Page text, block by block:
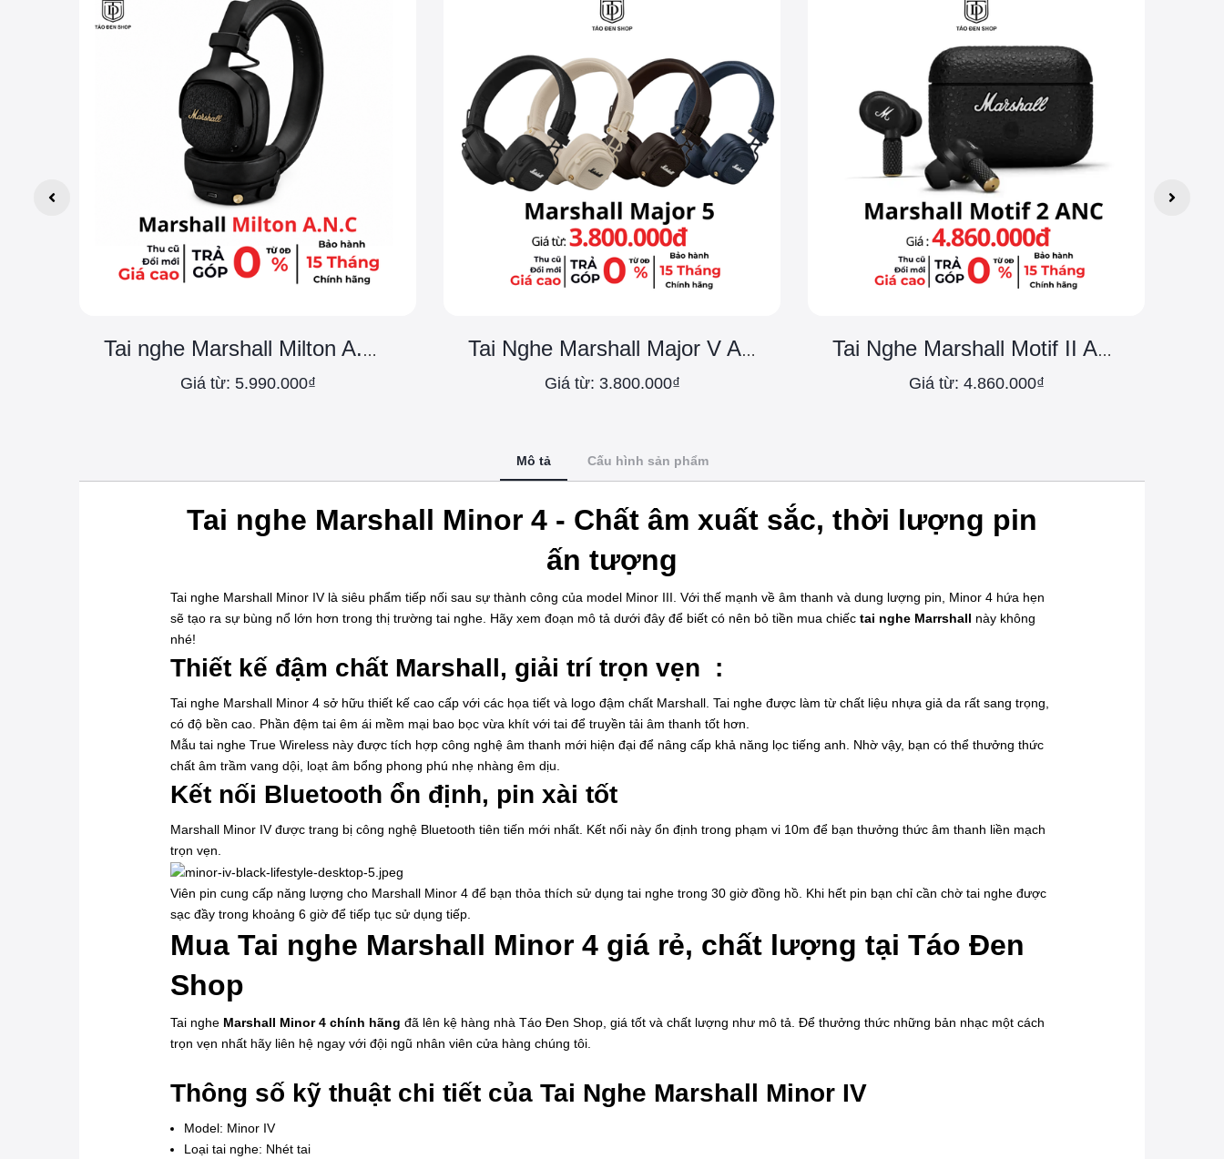
Tai nghe Marshall Milton A.N.C Chính Hãng ASH
Giá từ: 5.990.000₫
Tai Nghe Marshall Major V ASH
Giá từ: 3.800.000₫
Tai Nghe Marshall Motif II ANC - ASH
Giá từ: 4.860.000₫
Mô tả Cấu hình sản phẩm
Tai nghe Marshall Minor 4 - Chất âm xuất sắc, thời lượng pin
ấn tượng
Tai nghe Marshall Minor IV là siêu phẩm tiếp nối sau sự thành công của model Minor III. Với thế mạnh về âm thanh và dung lượng pin, Minor 4 hứa hẹn
sẽ tạo ra sự bùng nổ lớn hơn trong thị trường tai nghe. Hãy xem đoạn mô tả dưới đây để biết có nên bỏ tiền mua chiếc tai nghe Marrshall này không
nhé!
Thiết kế đậm chất Marshall, giải trí trọn vẹn :
Tai nghe Marshall Minor 4 sở hữu thiết kế cao cấp với các họa tiết và logo đậm chất Marshall. Tai nghe được làm từ chất liệu nhựa giả da rất sang trọng,
có độ bền cao. Phần đệm tai êm ái mềm mại bao bọc vừa khít với tai để truyền tải âm thanh tốt hơn.
Mẫu tai nghe True Wireless này được tích hợp công nghệ âm thanh mới hiện đại để nâng cấp khả năng lọc tiếng anh. Nhờ vậy, bạn có thể thưởng thức
chất âm trầm vang dội, loạt âm bổng phong phú nhẹ nhàng êm dịu.
Kết nối Bluetooth ổn định, pin xài tốt
Marshall Minor IV được trang bị công nghệ Bluetooth tiên tiến mới nhất. Kết nối này ổn định trong phạm vi 10m để bạn thưởng thức âm thanh liền mạch
trọn vẹn.
Viên pin cung cấp năng lượng cho Marshall Minor 4 để bạn thỏa thích sử dụng tai nghe trong 30 giờ đồng hồ. Khi hết pin bạn chỉ cần chờ tai nghe được
sạc đầy trong khoảng 6 giờ để tiếp tục sử dụng tiếp.
Mua Tai nghe Marshall Minor 4 giá rẻ, chất lượng tại Táo Đen
Shop
Tai nghe Marshall Minor 4 chính hãng đã lên kệ hàng nhà Táo Đen Shop, giá tốt và chất lượng như mô tả. Để thưởng thức những bản nhạc một cách
trọn vẹn nhất hãy liên hệ ngay với đội ngũ nhân viên cửa hàng chúng tôi.
Thông số kỹ thuật chi tiết của Tai Nghe Marshall Minor IV
Model: Minor IV
Loại tai nghe: Nhét tai